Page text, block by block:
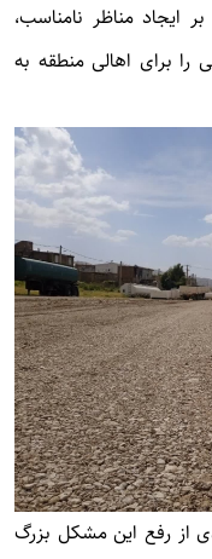
ایجاد مناظر نامناسب،
برای اهالی منطقه به
از رفع این مشکل بزرگ